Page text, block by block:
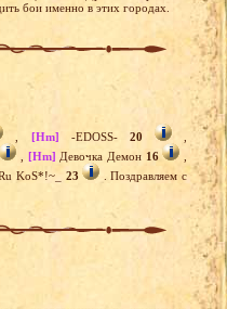
бои именно в этих городах.
[Hm] -EDOSS- 20
,
[Hm] Девочка Демон 16
KoS*!~_ 23
. Поздравляем с